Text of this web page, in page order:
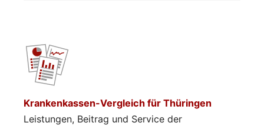
Krankenkassen-Vergleich für Thüringen
Leistungen, Beitrag und Service der